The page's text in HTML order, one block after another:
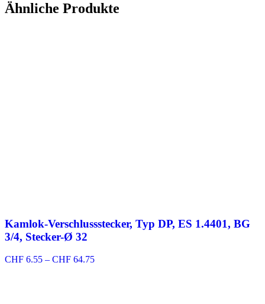
Ähnliche Produkte
Kamlok-Verschlussstecker, Typ DP, ES 1.4401, BG
3/4, Stecker-Ø 32
CHF 6.55 – CHF 64.75Preisspanne: